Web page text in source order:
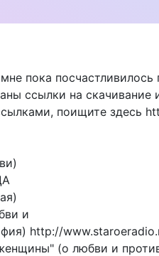
пока
ссылки на скачивание
поищите здесь
и
http://
(о любви и